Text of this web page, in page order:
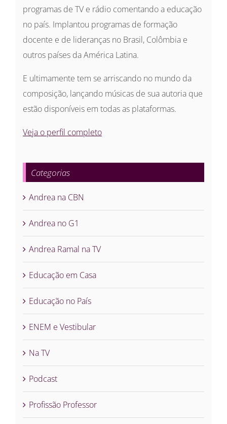
programas de TV e rádio comentando a educação
no país. Implantou programas de formação
docente e de lideranças no Brasil, Colômbia e
outros países da América Latina.
E ultimamente tem se arriscando no mundo da
composição, lançando músicas de sua autoria que
estão disponíveis em todas as plataformas.
Veja o perfil completo
Categorias
Andrea na CBN
Andrea no G1
Andrea Ramal na TV
Educação em Casa
Educação no País
ENEM e Vestibular
Na TV
Podcast
Profissão Professor